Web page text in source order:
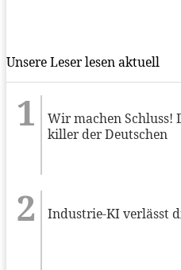
Unsere Leser lesen aktuell
Wir machen Schluss!
killer der Deutschen
Industrie-KI verlässt